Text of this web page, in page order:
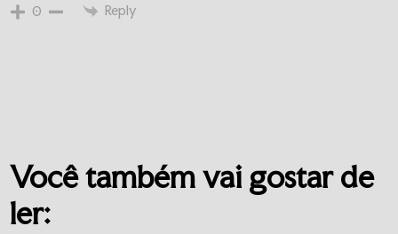
0 Reply
Você também vai gostar de
ler: